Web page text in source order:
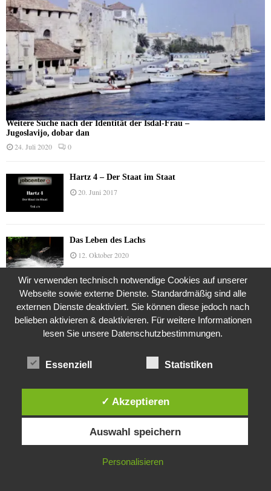
Weitere Suche nach der Identität der Isdal-Frau –
Jugoslavijo, dobar dan
24. Juli 2020 0
Hartz 4 – Der Staat im Staat
20. Juni 2017
Das Leben des Lachs
12. Oktober 2020
Die Geschichte der Kubushäuser
9. Juli 2018
Was ist denn das? -Mars „SOL 735“ Rover Curiosity
Die Brexit-Lüge (1/8 Teil)
3. November 2019
Diese Website verwendet Cookies. Durch die weitere Nutzung dieser
Website stimmst du der Verwendung von Cookies zu.
IN ORDNUNG
Wir verwenden technisch notwendige Cookies auf unserer
Webseite sowie externe Dienste. Standardmäßig sind alle
externen Dienste deaktiviert. Sie können diese jedoch nach
belieben aktivieren & deaktivieren. Für weitere Informationen
lesen Sie unsere Datenschutzbestimmungen.
Essenziell Statistiken
✓ Akzeptieren
Auswahl speichern
Personalisieren